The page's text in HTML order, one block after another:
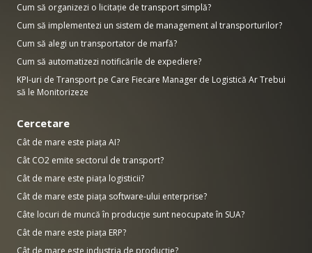
Cum să organizezi o licitație de transport simplă?
Cum să implementezi un sistem de management al transporturilor?
Cum să alegi un transportator de marfă?
Cum să automatizezi notificările de expediere?
KPI-uri de Transport pe Care Fiecare Manager de Logistică Ar Trebui
să le Monitorizeze
Cercetare
Cât de mare este piața AI?
Cât CO2 emite sectorul de transport?
Cât de mare este piața logisticii?
Cât de mare este piața software-ului enterprise?
Câte locuri de muncă în producție sunt neocupate în SUA?
Cât de mare este piața ERP?
Cât de mare este industria de producție?